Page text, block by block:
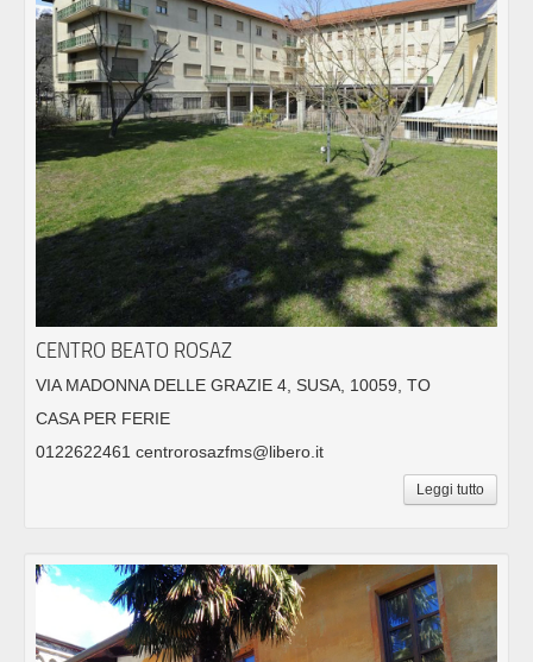
CENTRO BEATO ROSAZ
VIA MADONNA DELLE GRAZIE 4, SUSA, 10059, TO
CASA PER FERIE
0122622461 centrorosazfms@libero.it
Leggi tutto